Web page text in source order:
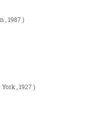
, 1987 )
, 1927 )